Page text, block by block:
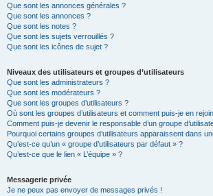
Que sont les annonces générales ?
Que sont les annonces ?
Que sont les notes ?
Que sont les sujets verrouillés ?
Que sont les icônes de sujet ?
Niveaux des utilisateurs et groupes d’utilisateurs
Que sont les administrateurs ?
Que sont les modérateurs ?
Que sont les groupes d’utilisateurs ?
Où sont les groupes d’utilisateurs et comment puis-je en
Comment puis-je devenir le responsable d’un groupe
Pourquoi certains groupes d’utilisateurs apparaissent dans
Qu’est-ce qu’un « groupe d’utilisateurs par défaut » ?
Qu’est-ce que le lien « L’équipe » ?
Messagerie privée
Je ne peux pas envoyer de messages privés !